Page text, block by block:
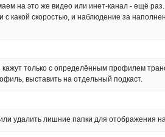
на это же видео или инет-канал - ещё
с какой скоростью, и наблюдение за
кажут только с определённым профилем
выставить на отдельный подкаст.
удалить лишние папки для отображения